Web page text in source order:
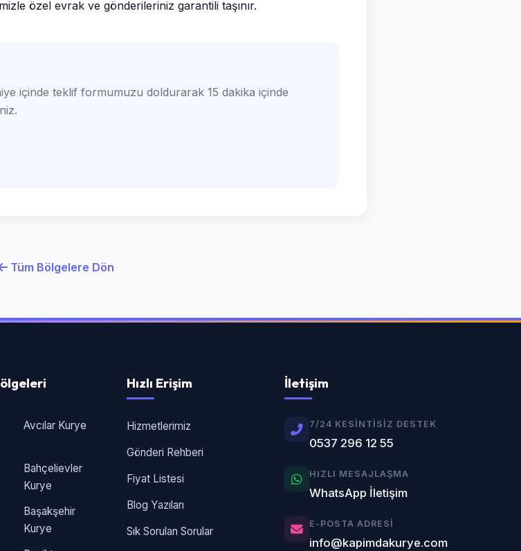
özel evrak ve gönderileriniz garantili taşınır.
içinde teklif formumuzu doldurarak 15 dakika içinde
Tüm Bölgelere Dön
Avcılar Kurye
Bahçelievler
Kurye
Başakşehir
Kurye
Hızlı Erişim
Hizmetlerimiz
Gönderi Rehberi
Fiyat Listesi
Blog Yazıları
Sık Sorulan Sorular
İletişim
7/24 KESINTISIZ DESTEK
0537 296 12 55
HIZLI MESAJLAŞMA
WhatsApp İletişim
E-POSTA ADRESI
info@kapimdakurye.com